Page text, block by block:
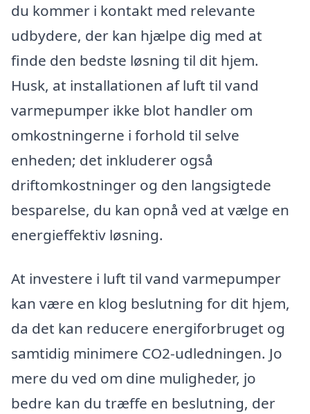
du kommer i kontakt med relevante
udbydere, der kan hjælpe dig med at
finde den bedste løsning til dit hjem.
Husk, at installationen af luft til vand
varmepumper ikke blot handler om
omkostningerne i forhold til selve
enheden; det inkluderer også
driftomkostninger og den langsigtede
besparelse, du kan opnå ved at vælge en
energieffektiv løsning.
At investere i luft til vand varmepumper
kan være en klog beslutning for dit hjem,
da det kan reducere energiforbruget og
samtidig minimere CO2-udledningen. Jo
mere du ved om dine muligheder, jo
bedre kan du træffe en beslutning, der